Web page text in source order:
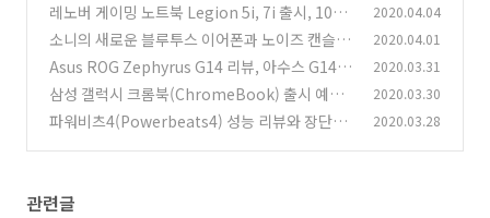
레노버 게이밍 노트북 Legion 5i, 7i 출시, 10세
대 프로세서와 Super GPU 탑재
(0)
2020.04.04
소니의 새로운 블루투스 이어폰과 노이즈 캔슬링
헤드폰 출시, 가격과 성능은?
(0)
2020.04.01
Asus ROG Zephyrus G14 리뷰, 아수스 G14와
AMD의 조합으로 탄생한 노트북
(0)
2020.03.31
삼성 갤럭시 크롬북(ChromeBook) 출시 예정,
가격과 성능 미리 알아보기
(0)
2020.03.30
파워비츠4(Powerbeats4) 성능 리뷰와 장단점
2020.03.28
관련글